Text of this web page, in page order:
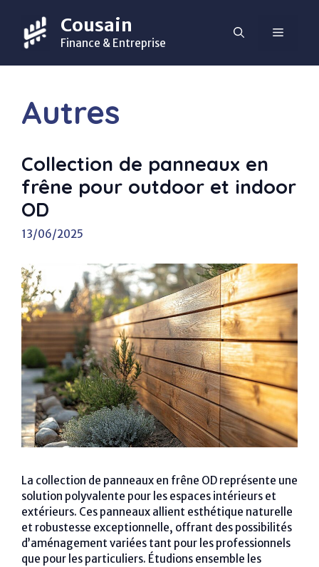
contenu
Cousain
Finance & Entreprise
MENU
Autres
Collection de panneaux en
frêne pour outdoor et indoor
OD
13/06/2025
La collection de panneaux en frêne OD représente une
solution polyvalente pour les espaces intérieurs et
extérieurs. Ces panneaux allient esthétique naturelle
et robustesse exceptionnelle, offrant des possibilités
d’aménagement variées tant pour les professionnels
que pour les particuliers. Étudions ensemble les